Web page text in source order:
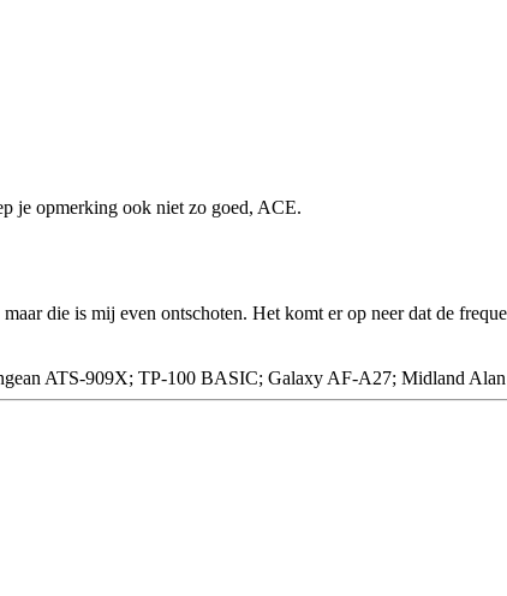
je opmerking ook niet zo goed, ACE.
die is mij even ontschoten. Het komt er op neer dat de
ATS-909X; TP-100 BASIC; Galaxy AF-A27; Midland